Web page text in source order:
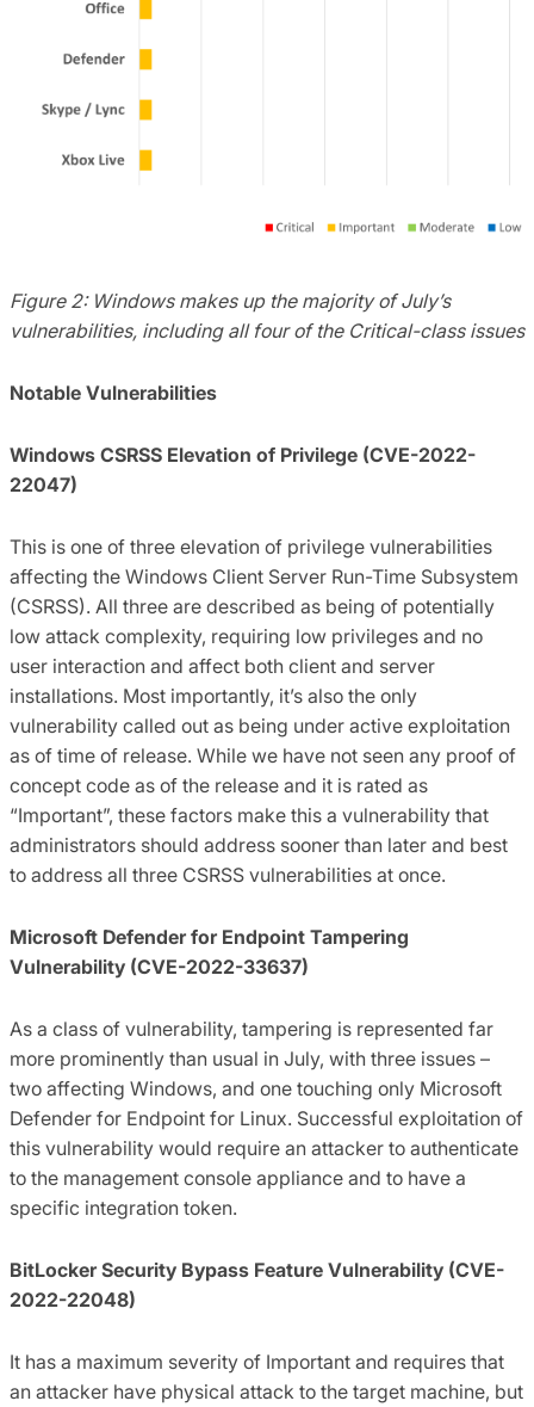
Figure 2: Windows makes up the majority of July’s
vulnerabilities, including all four of the Critical-class issues
Notable Vulnerabilities
Windows CSRSS Elevation of Privilege (CVE-2022-
22047)
This is one of three elevation of privilege vulnerabilities
affecting the Windows Client Server Run-Time Subsystem
(CSRSS). All three are described as being of potentially
low attack complexity, requiring low privileges and no
user interaction and affect both client and server
installations. Most importantly, it’s also the only
vulnerability called out as being under active exploitation
as of time of release. While we have not seen any proof of
concept code as of the release and it is rated as
“Important”, these factors make this a vulnerability that
administrators should address sooner than later and best
to address all three CSRSS vulnerabilities at once.
Microsoft Defender for Endpoint Tampering
Vulnerability (CVE-2022-33637)
As a class of vulnerability, tampering is represented far
more prominently than usual in July, with three issues –
two affecting Windows, and one touching only Microsoft
Defender for Endpoint for Linux. Successful exploitation of
this vulnerability would require an attacker to authenticate
to the management console appliance and to have a
specific integration token.
BitLocker Security Bypass Feature Vulnerability (CVE-
2022-22048)
It has a maximum severity of Important and requires that
an attacker have physical attack to the target machine, but